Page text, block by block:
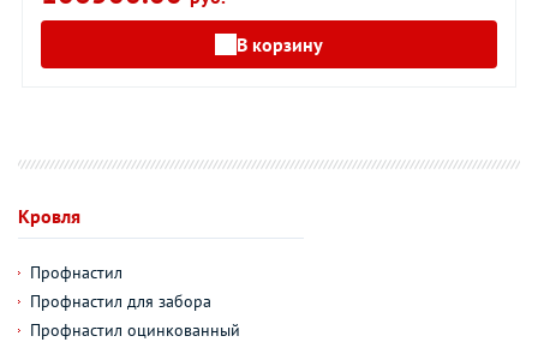
В корзину
Кровля
Профнастил
Профнастил для забора
Профнастил оцинкованный